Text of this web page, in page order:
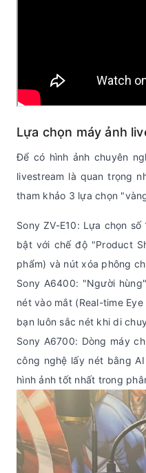
Lựa chọn máy ảnh
Để có hình ảnh chuyên
livestream là quan trọng
tham khảo 3 lựa chọn
Sony ZV-E10: Lựa chọn
bật với chế độ "Product
phẩm) và nút xóa phông
Sony A6400: "Người
nét vào mắt (Real-time
bạn luôn sắc nét khi di
Sony A6700: Dòng máy
công nghệ lấy nét bằng
hình ảnh tốt nhất trong